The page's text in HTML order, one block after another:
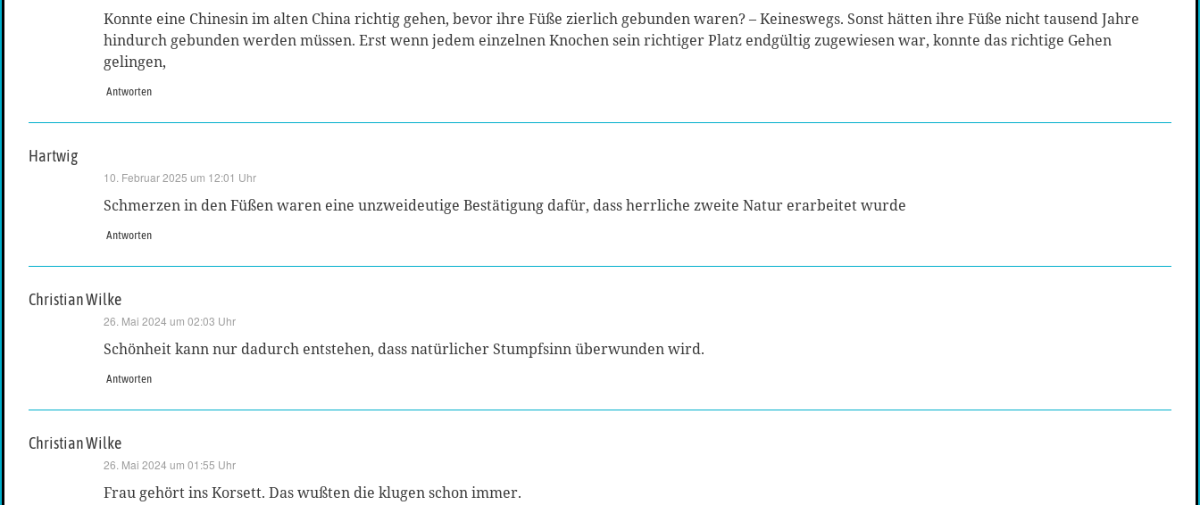
Konnte eine Chinesin im alten China richtig gehen, bevor ihre Füße zierlich gebunden waren? – Keineswegs. Sonst hätten ihre Füße nicht tausend Jahre
hindurch gebunden werden müssen. Erst wenn jedem einzelnen Knochen sein richtiger Platz endgültig zugewiesen war, konnte das richtige Gehen
gelingen,
Antworten
Hartwig
10. Februar 2025 um 12:01 Uhr
Schmerzen in den Füßen waren eine unzweideutige Bestätigung dafür, dass herrliche zweite Natur erarbeitet wurde
Antworten
Christian Wilke
26. Mai 2024 um 02:03 Uhr
Schönheit kann nur dadurch entstehen, dass natürlicher Stumpfsinn überwunden wird.
Antworten
Christian Wilke
26. Mai 2024 um 01:55 Uhr
Frau gehört ins Korsett. Das wußten die klugen schon immer.